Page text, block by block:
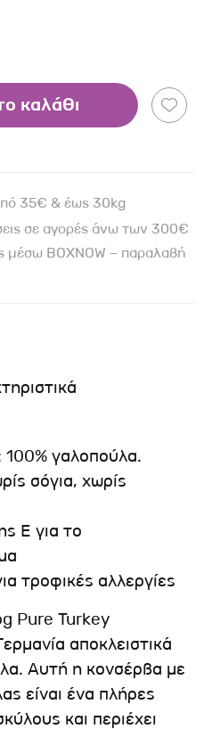
καλάθι
35€ & έως 30kg
σε αγορές άνω των 300€
μέσω BOXNOW – παραλαβή
100% γαλοπούλα.
σόγια, χωρίς
Ε για το
τροφικές αλλεργίες
Pure Turkey
αποκλειστικά
Αυτή η κονσέρβα με
είναι ένα πλήρες
και περιέχει